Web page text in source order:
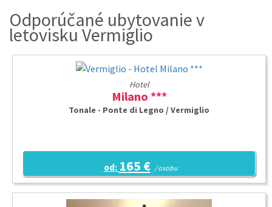
Odporúčané ubytovanie v
letovisku Vermiglio
Hotel
Milano ***
Tonale - Ponte di Legno / Vermiglio
od: 165 € / osobu